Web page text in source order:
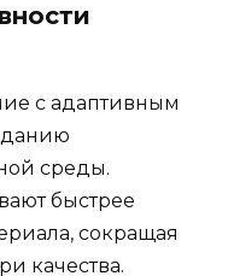
с адаптивным
среды.
быстрее
сокращая
качества.